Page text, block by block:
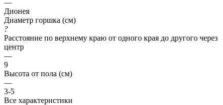
—
Дионея
Диаметр горшка (см)
?
Расстояние по верхнему краю от одного края до другого через
центр
—
9
Высота от пола (см)
—
3-5
Все характеристики